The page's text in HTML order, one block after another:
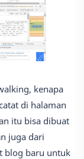
kenapa
di halaman
itu bisa dibuat
juga dari
blog baru untuk